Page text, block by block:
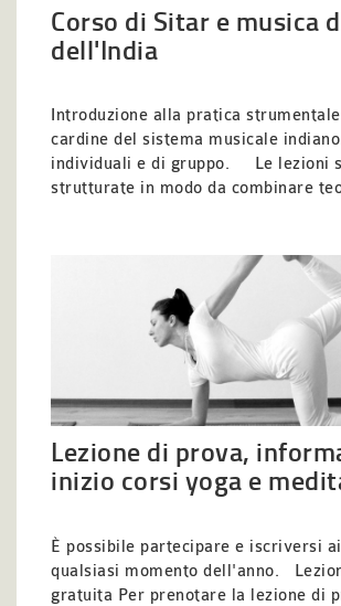
Corso di Sitar e musica
dell'India
Introduzione alla pratica
cardine del sistema musicale
individuali e di gruppo. Le lezioni
strutturate in modo da combinare
Lezione di prova,
inizio corsi yoga e
È possibile partecipare e iscriversi
qualsiasi momento dell'anno.
gratuita Per prenotare la lezione di